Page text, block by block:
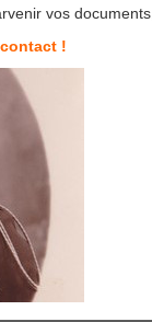
vos documents,
!